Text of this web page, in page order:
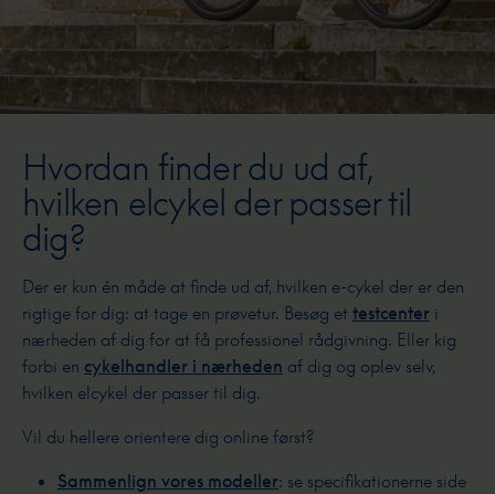
Hvordan finder du ud af,
hvilken elcykel der passer til
dig?
Der er kun én måde at finde ud af, hvilken e-cykel der er den
rigtige for dig: at tage en prøvetur. Besøg et testcenter i
nærheden af dig for at få professionel rådgivning. Eller kig
forbi en cykelhandler i nærheden af dig og oplev selv,
hvilken elcykel der passer til dig.
Vil du hellere orientere dig online først?
Sammenlign vores modeller: se specifikationerne side